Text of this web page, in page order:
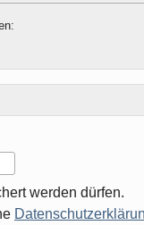
werden dürfen.